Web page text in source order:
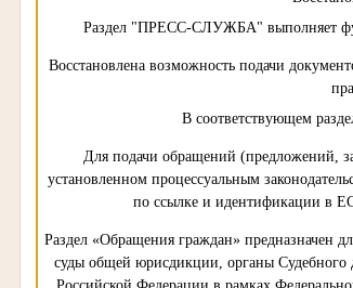
Раздел "ПРЕСС-СЛУЖБА" выполняет
Восстановлена возможность подачи
В соответствующем
Для подачи обращений (предложений,
установленном процессуальным
по ссылке и идентификации в
Раздел «Обращения граждан» предназначен
суды общей юрисдикции, органы Судебного